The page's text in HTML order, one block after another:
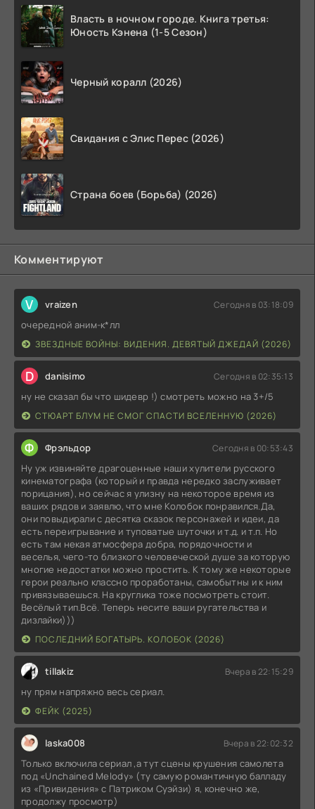
Власть в ночном городе. Книга третья:
Юность Кэнена (1-5 Сезон)
Черный коралл (2026)
Свидания с Элис Перес (2026)
Страна боев (Борьба) (2026)
Комментируют
V vraizen Сегодня в 03:18:09
очередной аним-к*лл
ЗВЕЗДНЫЕ ВОЙНЫ: ВИДЕНИЯ. ДЕВЯТЫЙ ДЖЕДАЙ (2026)
D danisimo Сегодня в 02:35:13
ну не сказал бы что шидевр !) смотреть можно на 3+/5
СТЮАРТ БЛУМ НЕ СМОГ СПАСТИ ВСЕЛЕННУЮ (2026)
Ф Фрэльдор Сегодня в 00:53:43
Ну уж извиняйте драгоценные наши хулители русского
кинематографа (который и правда нередко заслуживает
порицания), но сейчас я улизну на некоторое время из
ваших рядов и заявлю, что мне Колобок понравился.Да,
они повыдирали с десятка сказок персонажей и идеи, да
есть переигрывание и туповатые шуточки и т.д. и т.п. Но
есть там некая атмосфера добра, порядочности и
веселья, чего-то близкого человеческой душе за которую
многие недостатки можно простить. К тому же некоторые
герои реально классно проработаны, самобытны и к ним
привязываешься. На круглика тоже посмотреть стоит.
Весёлый тип.Всё. Теперь несите ваши ругательства и
дизлайки)))
ПОСЛЕДНИЙ БОГАТЫРЬ. КОЛОБОК (2026)
tillakiz Вчера в 22:15:29
ну прям напряжно весь сериал.
ФЕЙК (2025)
laska008 Вчера в 22:02:32
Только включила сериал ,а тут сцены крушения самолета
под «Unchained Melody» (ту самую романтичную балладу
из «Привидения» с Патриком Суэйзи) я, конечно же,
продолжу просмотр)